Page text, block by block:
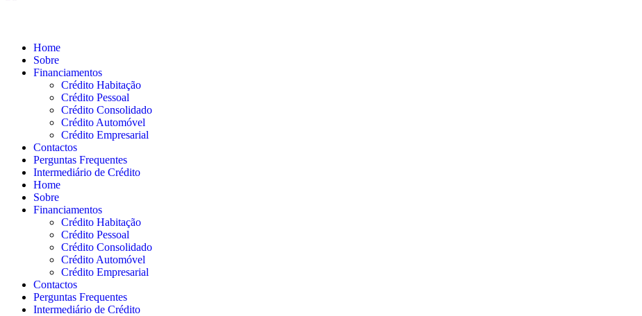
Home
Sobre
Financiamentos
Crédito Habitação
Crédito Pessoal
Crédito Consolidado
Crédito Automóvel
Crédito Empresarial
Contactos
Perguntas Frequentes
Intermediário de Crédito
Home
Sobre
Financiamentos
Crédito Habitação
Crédito Pessoal
Crédito Consolidado
Crédito Automóvel
Crédito Empresarial
Contactos
Perguntas Frequentes
Intermediário de Crédito